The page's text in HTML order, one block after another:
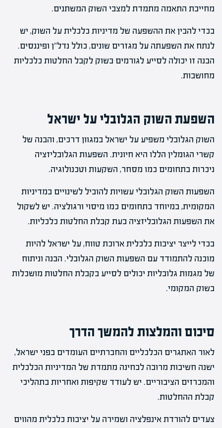
מחייבת התאמה מתמדת למצבי השוק המשתנים.
בכדי להבין את ההשפעה של מדיניות כלכלית על השוק, יש
לנתח את השפעתה על מגזרים שונים, כולל נדל"ן ופיננסים.
הבנה זו יכולה לסייע לגורמים בשוק לקבל החלטות כלכליות
מחושבות.
השפעת השוק הגלובלי על ישראל
השוק הגלובלי משפיע על ישראל במגוון דרכים, והבנה של
קשרי הגומלין הללו היא חיונית. השפעות הגלובליזציה
ניכרות בתחומים כמו מסחר, השקעות וטכנולוגיה.
השפעות השוק הגלובלי עשויות להוביל לשינויים במדיניות
המקומית, במיוחד בתחומים כמו מיסוי ורגולציה. יש לשקול
את השפעות הגלובליזציה בעת קבלת החלטות כלכליות.
בכדי לייצר יציבות כלכלית ארוכת טווח, על ישראל להיות
מוכנה להתמודד עם השפעות השוק הגלובלי. הבנה וניתוח
של מגמות גלובליות יכולים לסייע בקבלת החלטות מושכלות
בשוק המקומי.
סיכום והמלצות להמשך הדרך
לאור האתגרים הכלכליים והחברתיים העומדים בפני ישראל,
ישנה חשיבות מרובה לבחינה מתמדת של המדיניות הכלכלית
והמכרזים הציבוריים. יש לעודד שקיפות ואחריות בתהליכי
קבלת ההחלטות.
צעדים להורדת אינפלציה ושמירה על יציבות כלכלית מהווים